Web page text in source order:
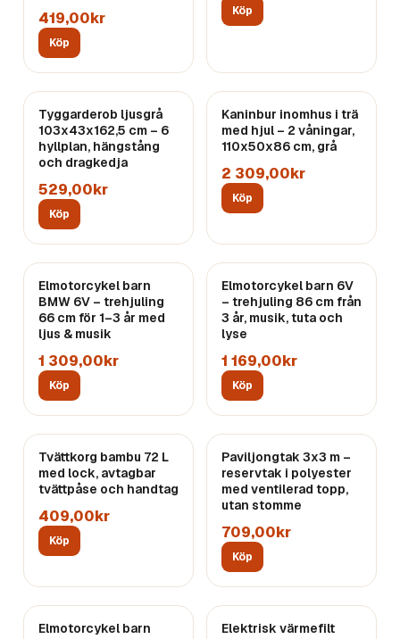
419,00kr
Köp
Köp
Tyggarderob ljusgrå
103x43x162,5 cm – 6
hyllplan, hängstång
och dragkedja
529,00kr
Köp
Kaninbur inomhus i trä
med hjul – 2 våningar,
110x50x86 cm, grå
2 309,00kr
Köp
Elmotorcykel barn
BMW 6V – trehjuling
66 cm för 1–3 år med
ljus & musik
1 309,00kr
Köp
Elmotorcykel barn 6V
– trehjuling 86 cm från
3 år, musik, tuta och
lyse
1 169,00kr
Köp
Tvättkorg bambu 72 L
med lock, avtagbar
tvättpåse och handtag
409,00kr
Köp
Paviljongtak 3x3 m –
reservtak i polyester
med ventilerad topp,
utan stomme
709,00kr
Köp
Elmotorcykel barn
Elektrisk värmefilt